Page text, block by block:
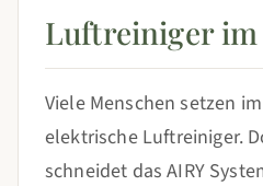
Luftreiniger
Viele Menschen setzen
elektrische Luftreiniger.
schneidet das AIRY